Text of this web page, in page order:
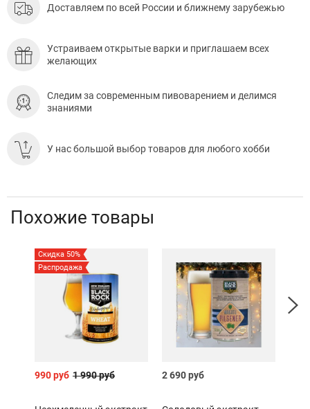
Доставляем по всей России и ближнему зарубежью
Устраиваем открытые варки и приглашаем всех
желающих
Следим за современным пивоварением и делимся
знаниями
У нас большой выбор товаров для любого хобби
Похожие товары
Скидка 50%
Распродажа
990 руб 1 990 руб 2 690 руб